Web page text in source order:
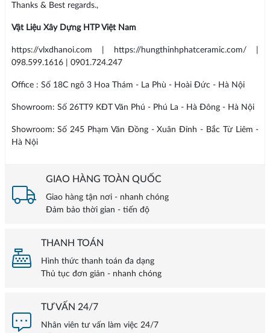
Thanks & Best regards.,
Vật Liệu Xây Dựng HTP Việt Nam
https://vlxdhanoi.com | https://hungthinhphatceramic.com/ |
098.599.1616 | 0901.724.247
Office : Số 18C ngõ 3 Hoa Thám - La Phù - Hoài Đức - Hà Nội
Showroom: Số 26TT9 KĐT Văn Phú - Phú La - Hà Đông - Hà Nội
Showroom: Số 245 Phạm Văn Đồng - Xuân Đỉnh - Bắc Từ Liêm -
Hà Nội
GIAO HÀNG TOÀN QUỐC
Giao hàng tận nơi - nhanh chóng
Đảm bảo thời gian - tiến độ
THANH TOÁN
Hình thức thanh toán đa dạng
Thủ tục đơn giản - nhanh chóng
TƯ VẤN 24/7
Nhân viên tư vấn làm việc 24/7